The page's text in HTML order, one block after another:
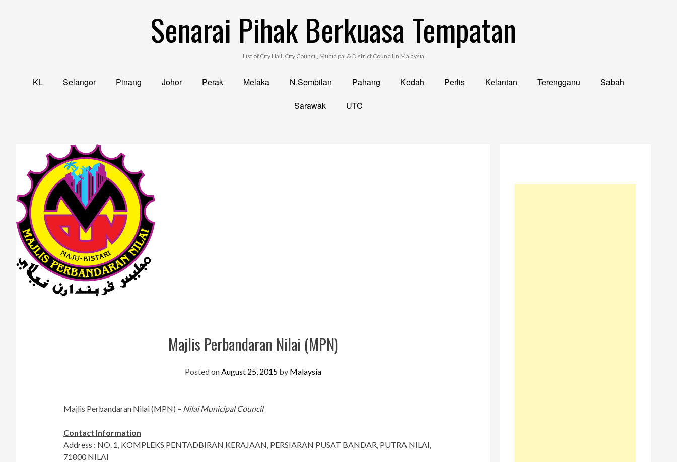
Senarai Pihak Berkuasa Tempatan
List of City Hall, City Council, Municipal & District Council in Malaysia
KL Selangor Pinang Johor Perak Melaka N.Sembilan Pahang Kedah Perlis Kelantan Terengganu
Sabah
Sarawak
UTC
Majlis Perbandaran Nilai (MPN)
Posted onAugust 25, 2015by Malaysia
Majlis Perbandaran Nilai (MPN) – Nilai Municipal Council
Contact Information
Address : NO. 1, KOMPLEKS PENTADBIRAN KERAJAAN, PERSIARAN PUSAT BANDAR, PUTRA NILAI,
71800 NILAI